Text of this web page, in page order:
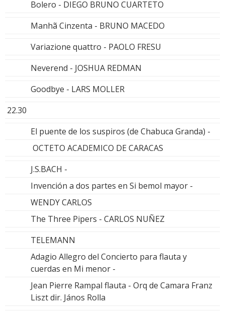
Bolero - DIEGO BRUNO CUARTETO
Manhã Cinzenta - BRUNO MACEDO
Variazione quattro - PAOLO FRESU
Neverend - JOSHUA REDMAN
Goodbye - LARS MOLLER
22.30
El puente de los suspiros (de Chabuca Granda) -
OCTETO ACADEMICO DE CARACAS
J.S.BACH -
Invención a dos partes en Si bemol mayor -
WENDY CARLOS
The Three Pipers - CARLOS NUÑEZ
TELEMANN
Adagio Allegro del Concierto para flauta y
cuerdas en Mi menor -
Jean Pierre Rampal flauta - Orq de Camara Franz
Liszt dir. János Rolla